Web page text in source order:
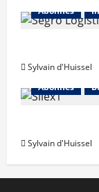
Abonnés
Sylvain d'Huissel
Abonnés
Sylvain d'Huissel